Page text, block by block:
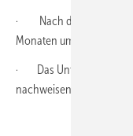
· Nach der Bewilligung
Monaten umgesetzt
· Das Unternehmen
nachweisen können.